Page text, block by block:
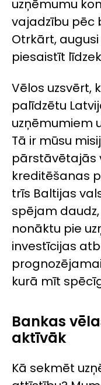
uzņēmumu
vajadzību pēc
Otrkārt,
piesaistīt
Vēlos uzsvērt,
palīdzētu
uzņēmumiem
Tā ir mūsu
pārstāvētajās
kreditēšanas
trīs Baltijas
spējam
nonāktu pie
investīcijas
kurā mīt
Bankas
aktīvāk
Kā sekmēt